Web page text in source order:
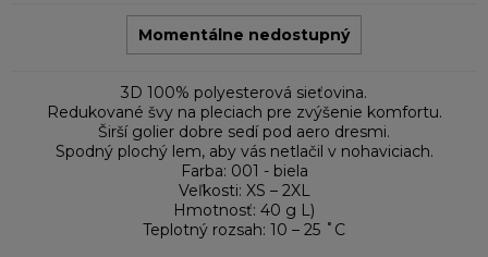
Momentálne nedostupný
3D 100% polyesterová sieťovina.
Redukované švy na pleciach pre zvýšenie komfortu.
Širší golier dobre sedí pod aero dresmi.
Spodný plochý lem, aby vás netlačil v nohaviciach.
Farba: 001 - biela
Veľkosti: XS – 2XL
Hmotnosť: 40 g L)
Teplotný rozsah: 10 – 25 ˚C